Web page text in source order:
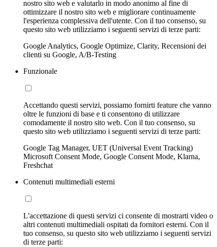
nostro sito web e valutarlo in modo anonimo al fine di
ottimizzare il nostro sito web e migliorare continuamente
l'esperienza complessiva dell'utente. Con il tuo consenso, su
questo sito web utilizziamo i seguenti servizi di terze parti:
Google Analytics, Google Optimize, Clarity, Recensioni dei
clienti su Google, A/B-Testing
Funzionale
Accettando questi servizi, possiamo fornirti feature che vanno
oltre le funzioni di base e ti consentono di utilizzare
comodamente il nostro sito web. Con il tuo consenso, su
questo sito web utilizziamo i seguenti servizi di terze parti:
Google Tag Manager, UET (Universal Event Tracking)
Microsoft Consent Mode, Google Consent Mode, Klarna,
Freshchat
Contenuti multimediali esterni
L'accettazione di questi servizi ci consente di mostrarti video o
altri contenuti multimediali ospitati da fornitori esterni. Con il
tuo consenso, su questo sito web utilizziamo i seguenti servizi
di terze parti: